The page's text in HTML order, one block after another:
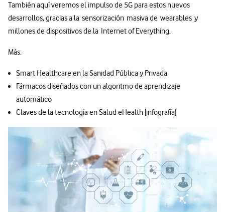
También aquí veremos el impulso de 5G para estos nuevos
desarrollos, gracias a la sensorización masiva de wearables y
millones de dispositivos de la Internet of Everything.
Más:
Smart Healthcare en la Sanidad Pública y Privada
Fármacos diseñados con un algoritmo de aprendizaje
automático
Claves de la tecnología en Salud eHealth [infografía]